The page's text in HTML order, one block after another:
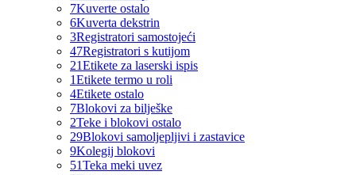
7Kuverte ostalo
6Kuverta dekstrin
3Registratori samostojeći
47Registratori s kutijom
21Etikete za laserski ispis
1Etikete termo u roli
4Etikete ostalo
7Blokovi za bilješke
2Teke i blokovi ostalo
29Blokovi samoljepljivi i zastavice
9Kolegij blokovi
51Teka meki uvez